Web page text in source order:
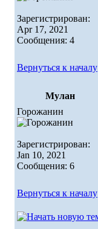
Зарегистрирован:
Apr 17, 2021
Сообщения: 4
Вернуться к началу
Мулан
Горожанин
Зарегистрирован:
Jan 10, 2021
Сообщения: 6
Вернуться к началу